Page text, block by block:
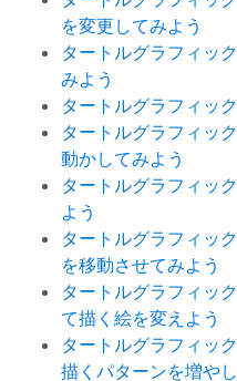
を変更してみよう
タートルグラフィッ
みよう
タートルグラフィッ
タートルグラフィッ
動かしてみよう
タートルグラフィッ
よう
タートルグラフィッ
を移動させてみよう
タートルグラフィッ
て描く絵を変えよう
タートルグラフィッ
描くパターンを増や